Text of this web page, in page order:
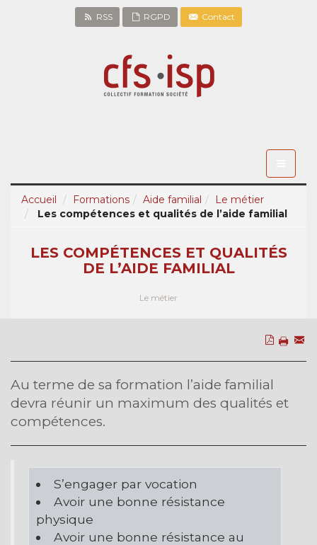
RSS RGPD Contact
Accueil
Formations Aide familial
Le métier
Les compétences et qualités de l’aide familial
LES COMPÉTENCES ET QUALITÉS
DE L’AIDE FAMILIAL
Le métier
Au terme de sa formation l’aide familial
devra réunir un maximum des qualités et
compétences.
S’engager par vocation
Avoir une bonne résistance
physique
Avoir une bonne résistance au